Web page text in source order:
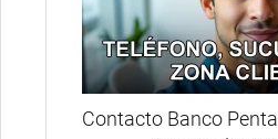
Contacto Banco